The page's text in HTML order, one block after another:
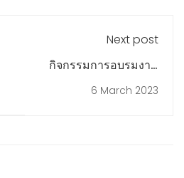
Next post
กิจกรรมการอบรมงาน
อาชีพ
6 March 2023